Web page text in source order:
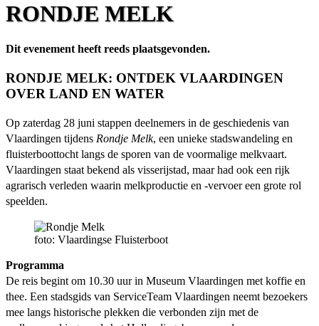
RONDJE MELK
Dit evenement heeft reeds plaatsgevonden.
RONDJE MELK: ONTDEK VLAARDINGEN
OVER LAND EN WATER
Op zaterdag 28 juni stappen deelnemers in de geschiedenis van
Vlaardingen tijdens Rondje Melk, een unieke stadswandeling en
fluisterboottocht langs de sporen van de voormalige melkvaart.
Vlaardingen staat bekend als visserijstad, maar had ook een rijk
agrarisch verleden waarin melkproductie en -vervoer een grote rol
speelden.
foto: Vlaardingse Fluisterboot
Programma
De reis begint om 10.30 uur in Museum Vlaardingen met koffie en
thee. Een stadsgids van ServiceTeam Vlaardingen neemt bezoekers
mee langs historische plekken die verbonden zijn met de